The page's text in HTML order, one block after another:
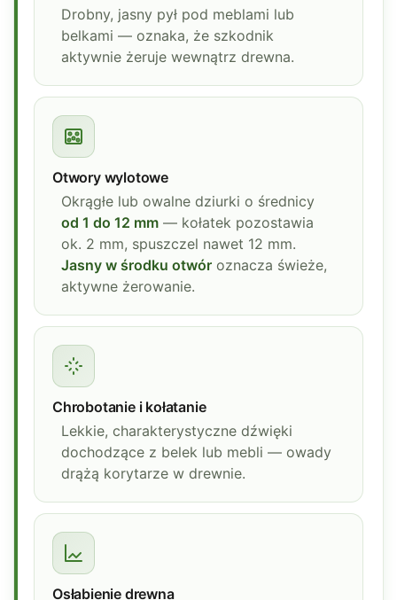
Drobny, jasny pył pod meblami lub
belkami — oznaka, że szkodnik
aktywnie żeruje wewnątrz drewna.
Otwory wylotowe
Okrągłe lub owalne dziurki o średnicy
od 1 do 12 mm — kołatek pozostawia
ok. 2 mm, spuszczel nawet 12 mm.
Jasny w środku otwór oznacza świeże,
aktywne żerowanie.
Chrobotanie i kołatanie
Lekkie, charakterystyczne dźwięki
dochodzące z belek lub mebli — owady
drążą korytarze w drewnie.
Osłabienie drewna